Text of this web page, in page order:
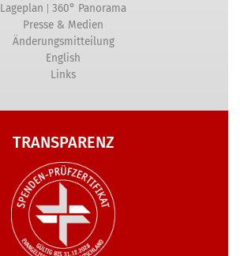
Lageplan | 360° Panorama
Presse & Medien
Änderungsmitteilung
English
Links
TRANSPARENZ